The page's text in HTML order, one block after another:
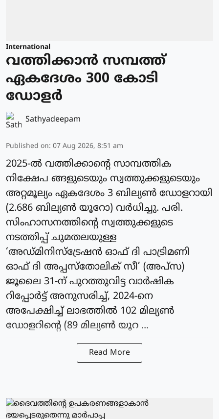
International
വത്തിക്കാന്‍ സമ്പത്ത്
ഏകദേശം 300 കോടി
ഡോളര്‍
Sathyadeepam
Published on: 07 Aug 2026, 8:51 am
2025-ല്‍ വത്തിക്കാന്റെ സാമ്പത്തിക
നിക്ഷേപ ങ്ങളുടെയും സ്വത്തുക്കളുടെയും
അറ്റമൂല്യം ഏകദേശം 3 ബില്യണ്‍ ഡോളറായി
(2.686 ബില്യണ്‍ യൂറോ) വർധിച്ചു. പരി.
സിംഹാസനത്തിന്റെ സ്വത്തുക്കളുടെ
നടത്തിപ്പ് ചുമതലയുള്ള
‘അഡ്മിനിസ്‌ട്രേഷന്‍ ഓഫ് ദി പാട്രിമണി
ഓഫ് ദി അപ്പസ്‌തോലിക് സീ’ (അപ്‌സ)
ജൂലൈ 31-ന് പുറത്തുവിട്ട വാര്‍ഷിക
റിപ്പോര്‍ട്ട് അനുസരിച്ച്, 2024-നെ
അപേക്ഷിച്ച് ലാഭത്തില്‍ 102 മില്യണ്‍
ഡോളറിന്റെ (89 മില്യണ്‍ യൂറ ...
Read More